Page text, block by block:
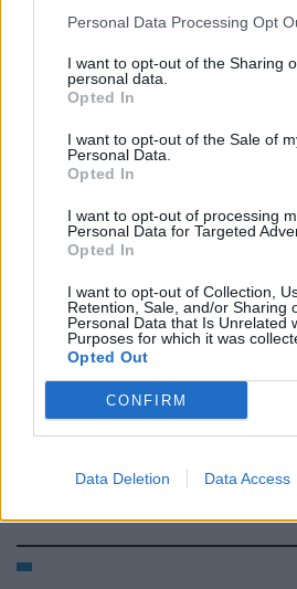
Personal Data Processing Opt
I want to opt-out of the Sharing
personal data.
Opted In
I want to opt-out of the Sale of
Personal Data.
Opted In
I want to opt-out of processing
Personal Data for Targeted
Opted In
I want to opt-out of Collection,
Retention, Sale, and/or Sharing
Personal Data that Is Unrelated
Purposes for which it was
Opted Out
CONFIRM
Data Deletion Data Access
cinquant'anni di attività
fotografica di Gina
18/08/2009
PALAEXPÒ/1 Gina
250 foto Ampia
Palaepò, che celebra i
cinquant'anni di attività
fotografica di Gina
15/08/2009
PALAEXPÒ/1 Gina
250 foto Ampia
Palaepò, che celebra i
fotografica di Gina